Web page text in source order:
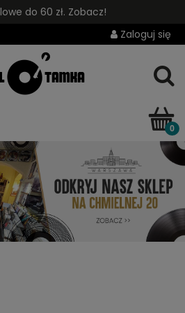
do 60 zł. Zobacz!
Zaloguj się